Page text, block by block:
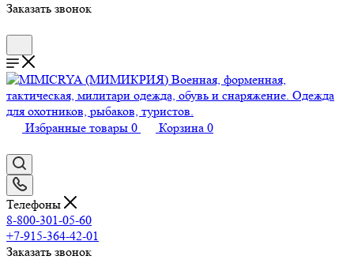
Заказать звонок
Избранные товары 0 Корзина 0
Телефоны
8-800-301-05-60
+7-915-364-42-01
Заказать звонок